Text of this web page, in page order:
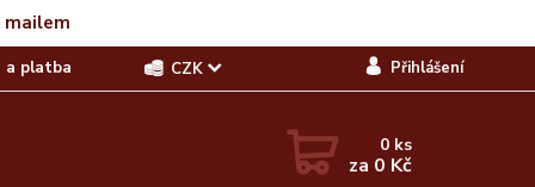
mailem
a platba CZK Přihlášení
0 ks
za 0 Kč